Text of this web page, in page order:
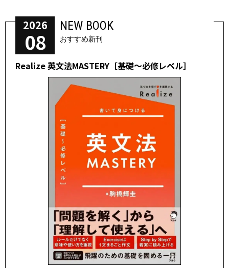
2026
08
NEW BOOK
おすすめ新刊
Realize 英文法MASTERY［基礎～必修レベル］